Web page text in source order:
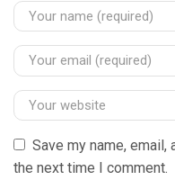
Save my name,
the next time I comment.